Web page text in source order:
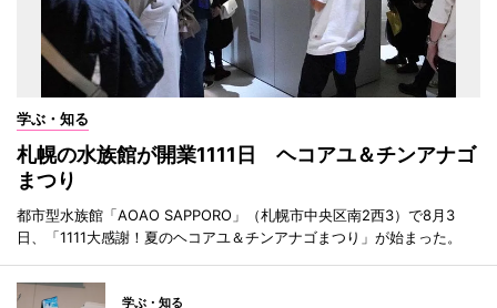
学ぶ・知る
札幌の水族館が開業1111日 ヘコアユ＆チンアナゴ
まつり
都市型水族館「AOAO SAPPORO」（札幌市中央区南2西3）で8月3
日、「1111大感謝！夏のヘコアユ＆チンアナゴまつり」が始まった。
学ぶ・知る